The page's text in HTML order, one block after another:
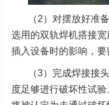
（2）对摆放好准
选用的双轨焊机搭接
插入设备时的影响，要
（3）完成焊接接
度足够进行破坏性试